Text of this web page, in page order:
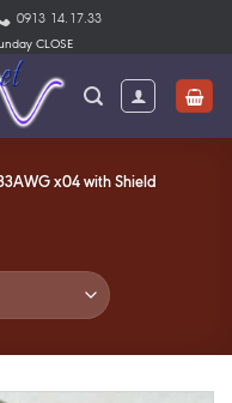
0913 14.17.33
CLOSE
x04 with Shield